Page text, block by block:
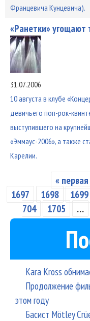
Францевича Кунцевича).
«Ранетки» угощают
31.07.2006
10 августа в клубе
девичьего поп-рок-
выступившего на
«Эммаус-2006», а также
Карелии.
Страницы
« первая
1697
1698 1699
704
1705 …
Kara Kross
Продолжение
этом году
Басист Mötley